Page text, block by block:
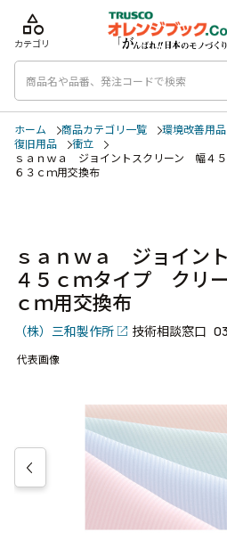
category
カテゴリ
ホーム 商品カテゴリ一覧 環境改善用品
復旧用品
衝立
ｓａｎｗａ ジョイントスクリーン 幅４
６３ｃｍ用交換布
ｓａｎｗａ ジョイン
４５ｃｍタイプ クリ
ｃｍ用交換布
（株）三和製作所 技術相談窓口
代表画像